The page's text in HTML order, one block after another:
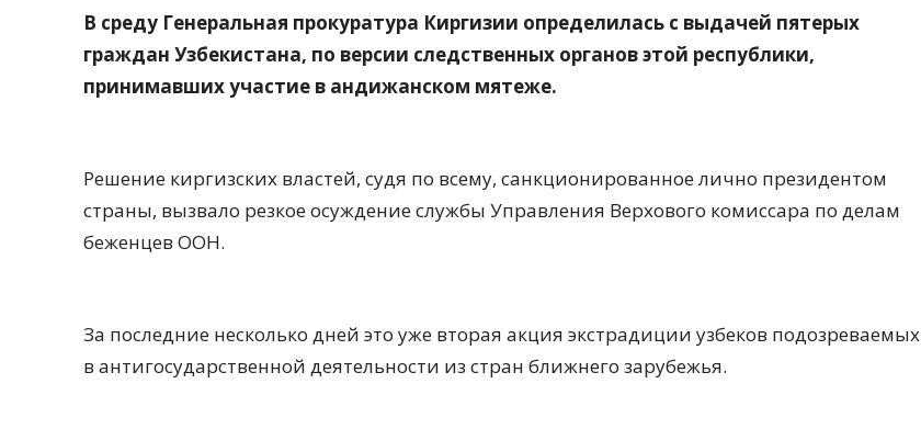
В среду Генеральная прокуратура Киргизии определилась с выдачей пятерых
граждан Узбекистана, по версии следственных органов этой республики,
принимавших участие в андижанском мятеже.
Решение киргизских властей, судя по всему, санкционированное лично президентом
страны, вызвало резкое осуждение службы Управления Верхового комиссара по делам
беженцев ООН.
За последние несколько дней это уже вторая акция экстрадиции узбеков подозреваемых
в антигосударственной деятельности из стран ближнего зарубежья.